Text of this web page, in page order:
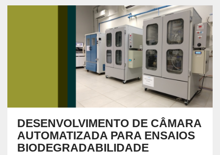
DESENVOLVIMENTO DE CÂMARA
AUTOMATIZADA PARA ENSAIOS
BIODEGRADABILIDADE